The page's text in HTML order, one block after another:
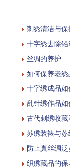
刺绣清洁与保
十字绣去除铅
丝绸的养护
如何保养老绣
十字绣成品如
乱针绣作品如
古代刺绣收藏
苏绣装裱与
防止真丝绸
织绣藏品的保